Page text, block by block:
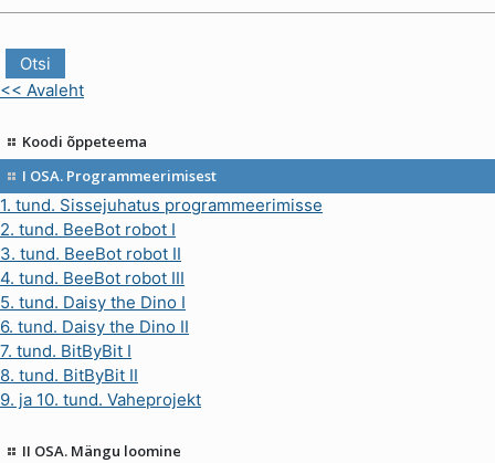
<< Avaleht
Koodi õppeteema
I OSA. Programmeerimisest
1. tund. Sissejuhatus programmeerimisse
2. tund. BeeBot robot I
3. tund. BeeBot robot II
4. tund. BeeBot robot III
5. tund. Daisy the Dino I
6. tund. Daisy the Dino II
7. tund. BitByBit I
8. tund. BitByBit II
9. ja 10. tund. Vaheprojekt
II OSA. Mängu loomine